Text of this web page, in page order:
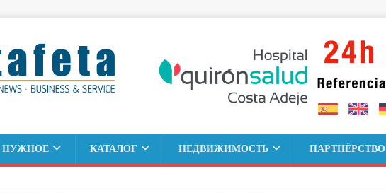
НУЖНОЕ КАТАЛОГ НЕДВИЖИМОСТЬ ПАРТНЁРСТВО